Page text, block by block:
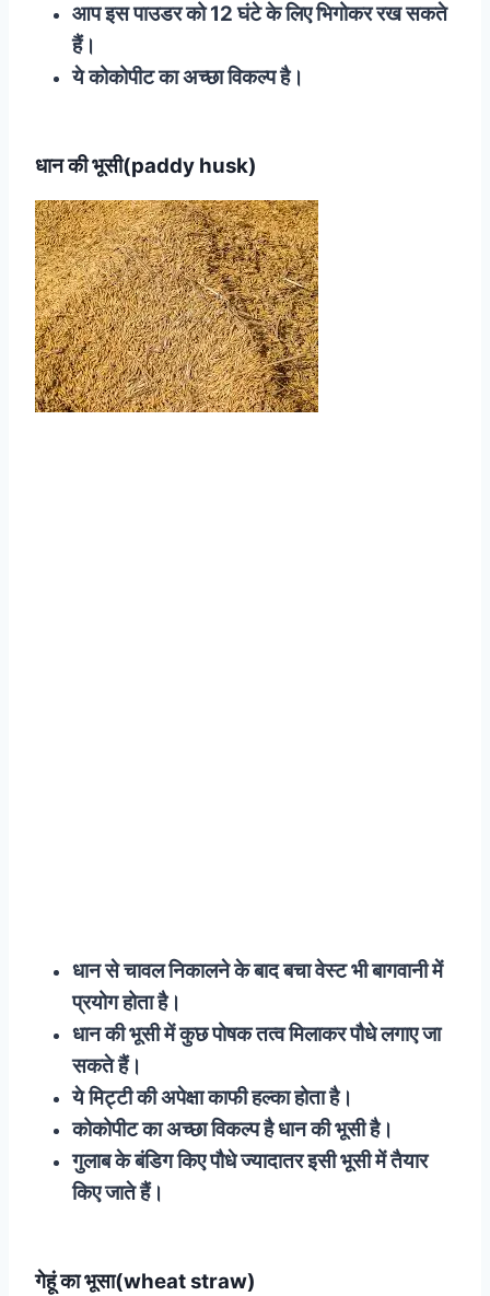
आप इस पाउडर को 12 घंटे के लिए भिगोकर रख सकते
हैं।
ये कोकोपीट का अच्छा विकल्प है।
धान की भूसी(paddy husk)
धान से चावल निकालने के बाद बचा वेस्ट भी बागवानी में
प्रयोग होता है।
धान की भूसी में कुछ पोषक तत्व मिलाकर पौधे लगाए जा
सकते हैं।
ये मिट्टी की अपेक्षा काफी हल्का होता है।
कोकोपीट का अच्छा विकल्प है धान की भूसी है।
गुलाब के बंडिग किए पौधे ज्यादातर इसी भूसी में तैयार
किए जाते हैं।
गेहूं का भूसा(wheat straw)